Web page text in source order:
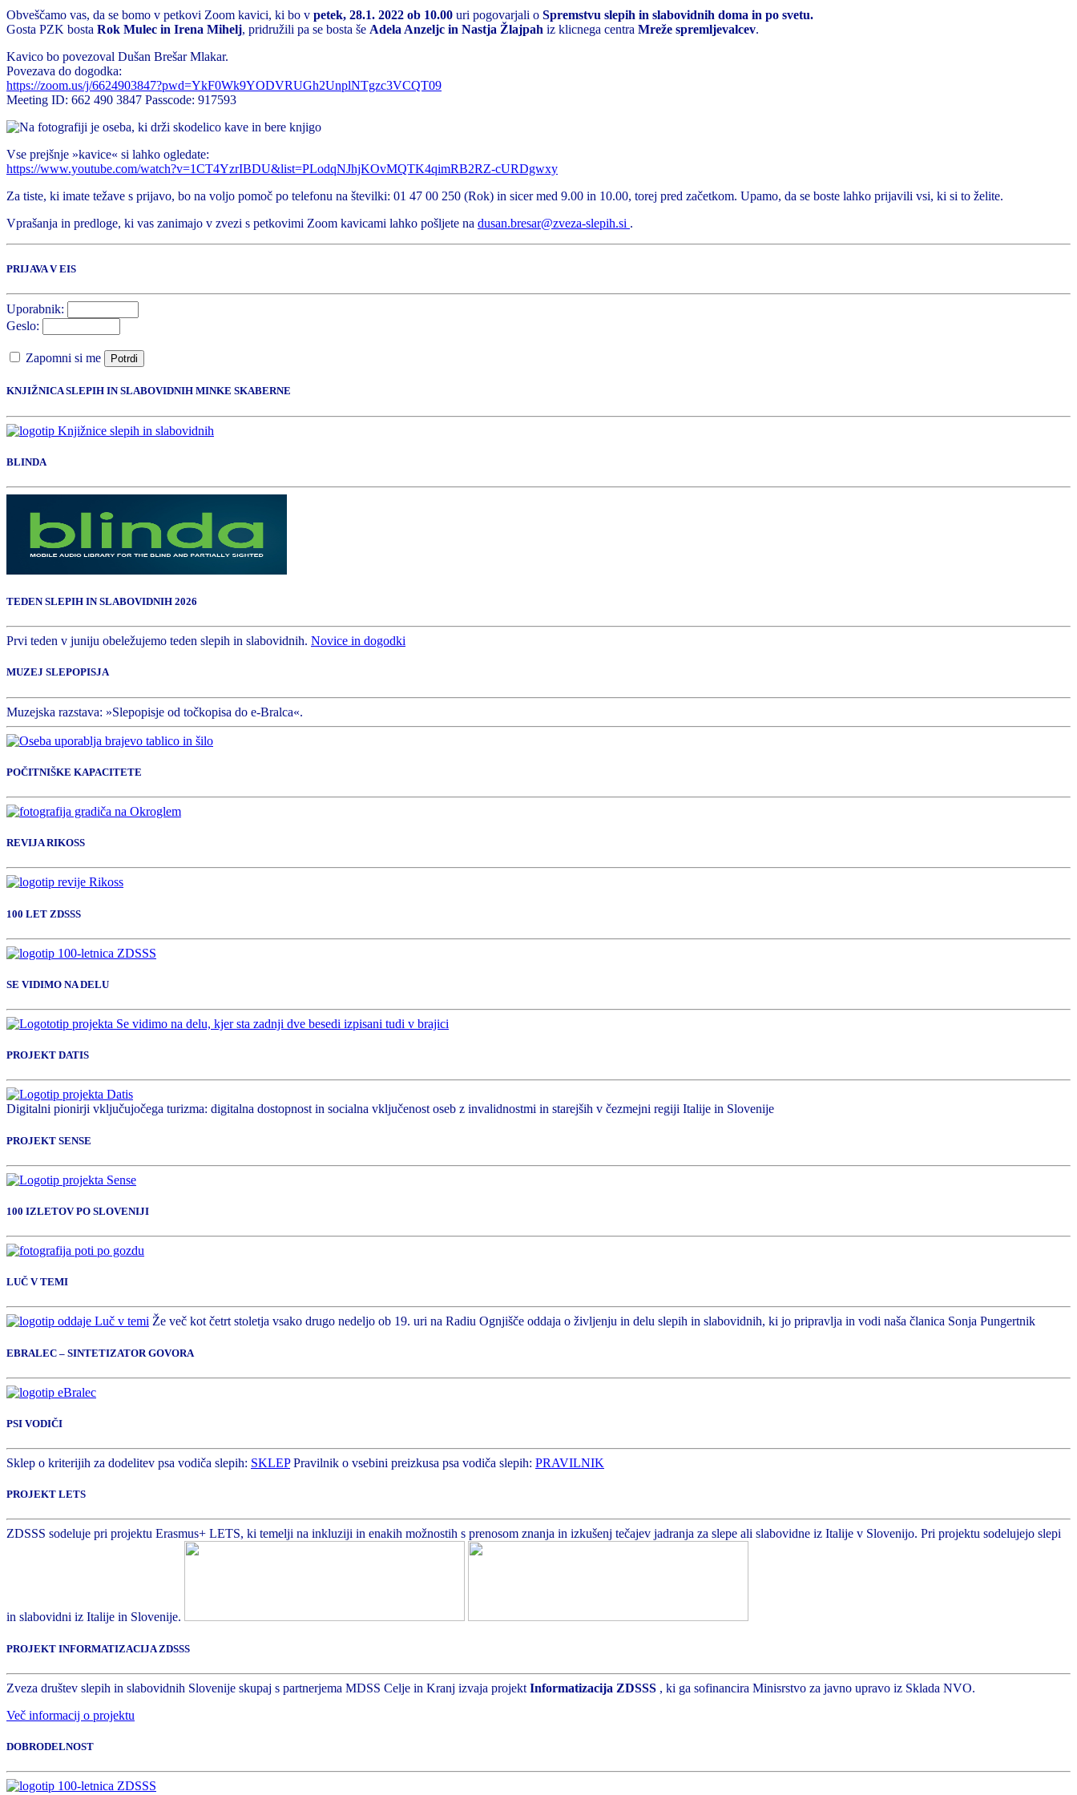
Obveščamo vas, da se bomo v petkovi Zoom kavici, ki bo v petek, 28.1. 2022 ob 10.00 uri pogovarjali o Spremstvu slepih in slabovidnih doma in po svetu.
Gosta PZK bosta Rok Mulec in Irena Mihelj, pridružili pa se bosta še Adela Anzeljc in Nastja Žlajpah iz klicnega centra Mreže spremljevalcev.
Kavico bo povezoval Dušan Brešar Mlakar.
Povezava do dogodka:
https://zoom.us/j/6624903847?pwd=YkF0Wk9YODVRUGh2UnplNTgzc3VCQT09
Meeting ID: 662 490 3847 Passcode: 917593
Vse prejšnje »kavice« si lahko ogledate:
https://www.youtube.com/watch?v=1CT4YzrIBDU&list=PLodqNJhjKOvMQTK4qimRB2RZ-cURDgwxy
Za tiste, ki imate težave s prijavo, bo na voljo pomoč po telefonu na številki: 01 47 00 250 (Rok) in sicer med 9.00 in 10.00, torej pred začetkom. Upamo, da se boste lahko prijavili vsi, ki si to želite.
Vprašanja in predloge, ki vas zanimajo v zvezi s petkovimi Zoom kavicami lahko pošljete na dusan.bresar@zveza-slepih.si .
PRIJAVA V EIS
Uporabnik:
Geslo:
Zapomni si me Potrdi
KNJIŽNICA SLEPIH IN SLABOVIDNIH MINKE SKABERNE
BLINDA
TEDEN SLEPIH IN SLABOVIDNIH 2026
Prvi teden v juniju obeležujemo teden slepih in slabovidnih. Novice in dogodki
MUZEJ SLEPOPISJA
Muzejska razstava: »Slepopisje od točkopisa do e-Bralca«.
POČITNIŠKE KAPACITETE
REVIJA RIKOSS
100 LET ZDSSS
SE VIDIMO NA DELU
PROJEKT DATIS
Digitalni pionirji vključujočega turizma: digitalna dostopnost in socialna vključenost oseb z invalidnostmi in starejših v čezmejni regiji Italije in Slovenije
PROJEKT SENSE
100 IZLETOV PO SLOVENIJI
LUČ V TEMI
Že več kot četrt stoletja vsako drugo nedeljo ob 19. uri na Radiu Ognjišče oddaja o življenju in delu slepih in slabovidnih, ki jo pripravlja in vodi naša članica Sonja Pungertnik
EBRALEC – SINTETIZATOR GOVORA
PSI VODIČI
Sklep o kriterijih za dodelitev psa vodiča slepih: SKLEPPravilnik o vsebini preizkusa psa vodiča slepih: PRAVILNIK
PROJEKT LETS
ZDSSS sodeluje pri projektu Erasmus+ LETS, ki temelji na inkluziji in enakih možnostih s prenosom znanja in izkušenj tečajev jadranja za slepe ali slabovidne iz Italije v Slovenijo. Pri projektu sodelujejo slepi
in slabovidni iz Italije in Slovenije.
PROJEKT INFORMATIZACIJA ZDSSS
Zveza društev slepih in slabovidnih Slovenije skupaj s partnerjema MDSS Celje in Kranj izvaja projekt Informatizacija ZDSSS , ki ga sofinancira Minisrstvo za javno upravo iz Sklada NVO.
Več informacij o projektu
DOBRODELNOST